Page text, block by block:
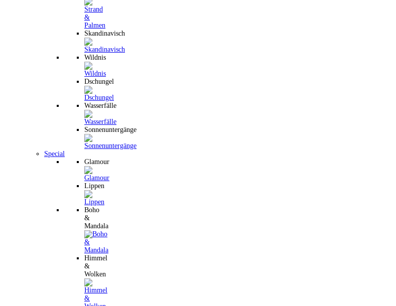
Skandinavisch
Wildnis
Dschungel
Wasserfälle
Sonnenuntergänge
Special
Glamour
Lippen
Boho
&
Mandala
Himmel
&
Wolken